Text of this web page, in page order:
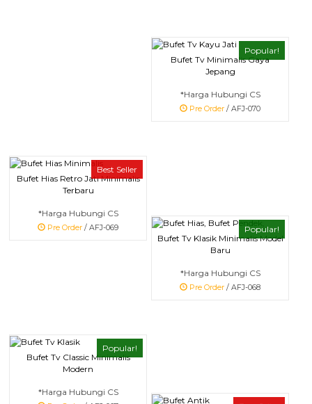
Popular!
Bufet Tv Minimalis Gaya
Jepang
*Harga Hubungi CS
Pre Order / AFJ-070
Best Seller
Bufet Hias Retro Jati Minimalis
Terbaru
*Harga Hubungi CS
Pre Order / AFJ-069
Popular!
Bufet Tv Klasik Minimalis Model
Baru
*Harga Hubungi CS
Pre Order / AFJ-068
Popular!
Bufet Tv Classic Minimalis
Modern
*Harga Hubungi CS